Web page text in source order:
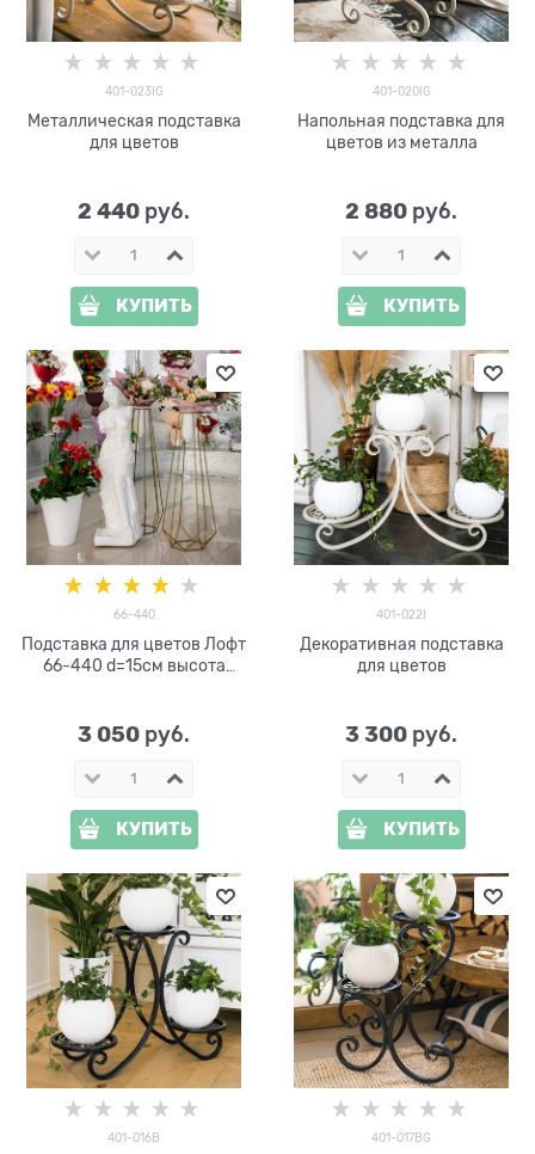
401-023IG
Металлическая подставка
для цветов
2 440 руб.
КУПИТЬ
401-020IG
Напольная подставка для
цветов из металла
2 880 руб.
КУПИТЬ
66-440
Подставка для цветов Лофт
66-440 d=15см высота
3 050 руб.
КУПИТЬ
401-022I
Декоративная подставка
для цветов
3 300 руб.
КУПИТЬ
401-016B 401-017BG